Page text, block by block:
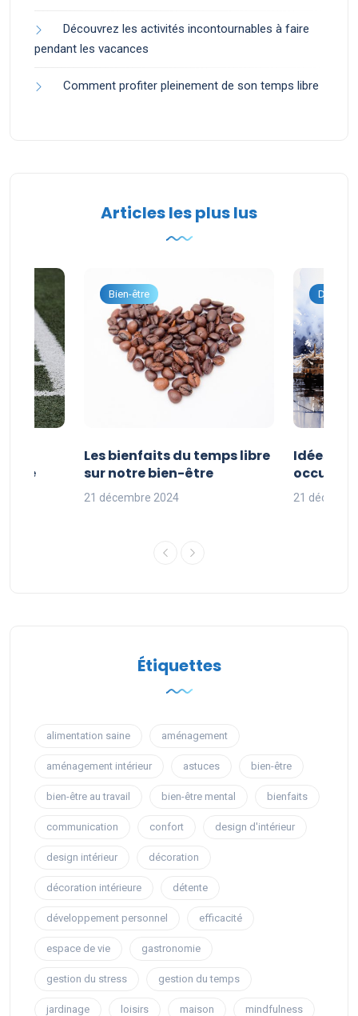
Découvrez les activités incontournables à faire
pendant les vacances
Comment profiter pleinement de son temps libre
Articles les plus lus
faire
Bien-être
Les bienfaits du temps libre
sur notre bien-être
21 décembre 2024
Idées
occuper
21
Étiquettes
alimentation saine aménagement
aménagement intérieur astuces bien-être
bien-être au travail bien-être mental bienfaits
communication confort design d'intérieur
design intérieur décoration
décoration intérieure détente
développement personnel efficacité
espace de vie gastronomie
gestion du stress gestion du temps
jardinage loisirs maison mindfulness